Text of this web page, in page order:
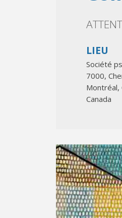
LIEU
Société
7000,
Montréal,
Canada